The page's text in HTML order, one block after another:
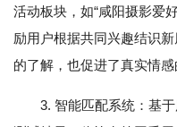
活动板块，如“咸阳摄影爱
励用户根据共同兴趣结识
的了解，也促进了真实情感
3. 智能匹配系统：基